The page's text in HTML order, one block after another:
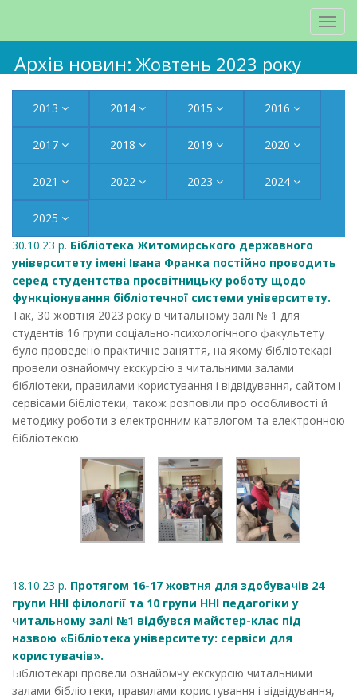
Архів новин: Жовтень 2023 року
2013 2014 2015 2016
2017 2018 2019 2020
2021 2022 2023 2024
2025
30.10.23 р. Бібліотека Житомирського державного
університету імені Івана Франка постійно проводить
серед студентства просвітницьку роботу щодо
функціонування бібліотечної системи університету.
Так, 30 жовтня 2023 року в читальному залі № 1 для
студентів 16 групи соціально-психологічного факультету
було проведено практичне заняття, на якому бібліотекарі
провели ознайомчу екскурсію з читальними залами
бібліотеки, правилами користування і відвідування, сайтом і
сервісами бібліотеки, також розповіли про особливості й
методику роботи з електронним каталогом та електронною
бібліотекою.
18.10.23 р. Протягом 16-17 жовтня для здобувачів 24
групи ННІ філології та 10 групи ННІ педагогіки у
читальному залі №1 відбувся майстер-клас під
назвою «Бібліотека університету: сервіси для
користувачів».
Бібліотекарі провели ознайомчу екскурсію читальними
залами бібліотеки, правилами користування і відвідування,